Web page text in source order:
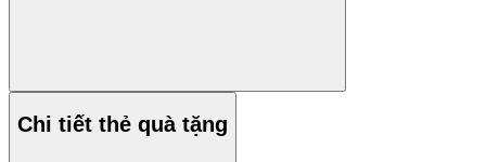
Chi tiết thẻ quà tặng